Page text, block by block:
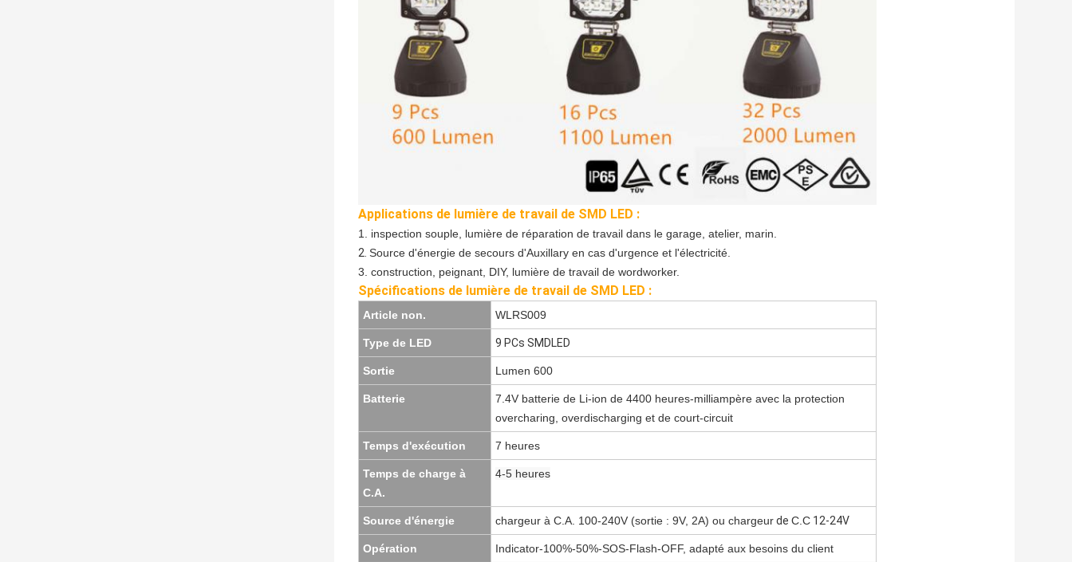
Applications de lumière de travail de SMD LED :
1. inspection souple, lumière de réparation de travail dans le garage, atelier, marin.
2. Source d'énergie de secours d'Auxillary en cas d'urgence et l'électricité.
3. construction, peignant, DIY, lumière de travail de wordworker.
Spécifications de lumière de travail de SMD LED :
Article non. WLRS009
Type de LED 9 PCs SMDLED
Sortie Lumen 600
Batterie
7.4V batterie de Li-ion de 4400 heures-milliampère avec la protection
overcharing, overdischarging et de court-circuit
Temps d'exécution 7 heures
Temps de charge à
C.A.
4-5 heures
Source d'énergie chargeur à C.A. 100-240V (sortie : 9V, 2A) ou chargeurde C.C 12-24V
Opération Indicator-100%-50%-SOS-Flash-OFF, adapté aux besoins du client